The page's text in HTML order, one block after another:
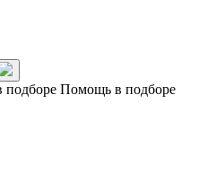
Помощь в подборе